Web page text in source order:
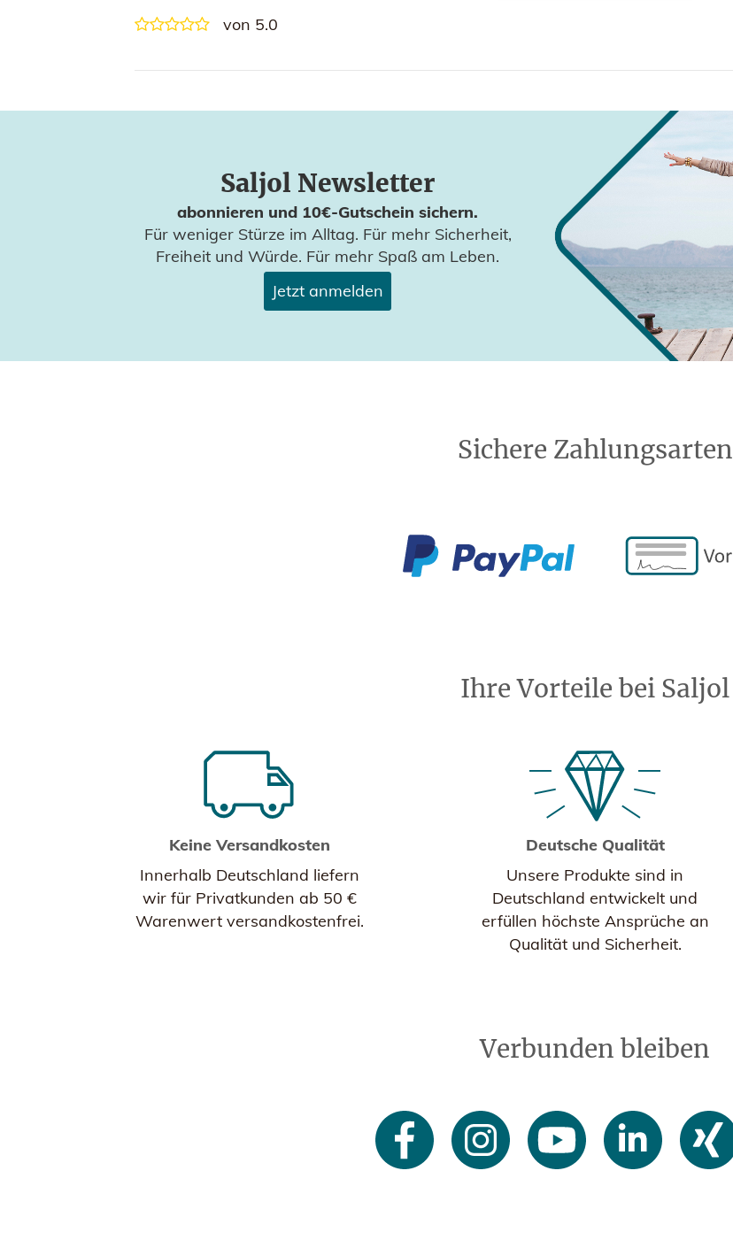
von 5.0
Saljol Newsletter
abonnieren und 10€-Gutschein sichern.
Für weniger Stürze im Alltag. Für mehr Sicherheit,
Freiheit und Würde. Für mehr Spaß am Leben.
Jetzt anmelden
Sichere Zahlungsarten
Ihre Vorteile bei Saljol
Keine Versandkosten
Innerhalb Deutschland liefern
wir für Privatkunden ab 50 €
Warenwert versandkostenfrei.
Deutsche Qualität
Unsere Produkte sind in
Deutschland entwickelt und
erfüllen höchste Ansprüche an
Qualität und Sicherheit.
Verbunden bleiben